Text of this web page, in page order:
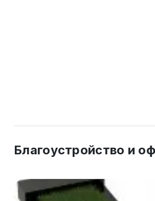
Благоустройство и